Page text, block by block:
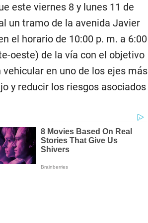
este viernes 8 y lunes 11 de
un tramo de la avenida Javier
el horario de 10:00 p. m. a 6:00
oeste) de la vía con el objetivo
en uno de los ejes más
y reducir los riesgos asociados